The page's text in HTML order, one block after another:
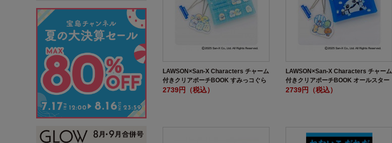
LAWSON×San-X Characters チャーム
付きクリアポーチBOOK すみっコぐら
しver.
2739円（税込）
LAWSON×San-X Characters チャーム
付きクリアポーチBOOK オールスター
ズver.
2739円（税込）